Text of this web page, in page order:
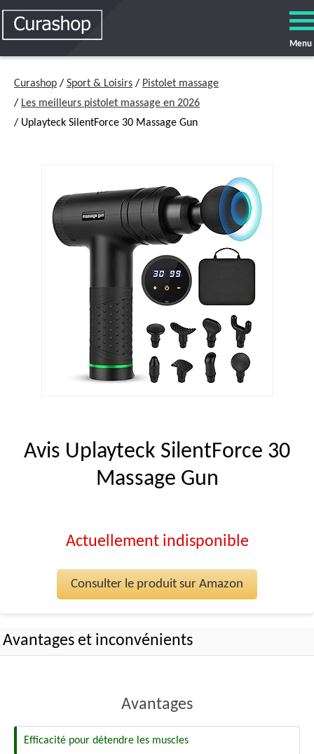
Menu
Curashop / Sport & Loisirs / Pistolet massage
/ Les meilleurs pistolet massage en 2026
/ Uplayteck SilentForce 30 Massage Gun
Avis Uplayteck SilentForce 30
Massage Gun
Actuellement indisponible
Consulter le produit sur Amazon
Avantages et inconvénients
Avantages
Efficacité pour détendre les muscles